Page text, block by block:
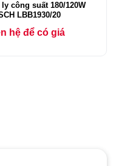
công suất 180/120W
LBB1930/20
hệ để có giá